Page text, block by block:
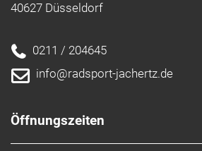
40627 Düsseldorf
0211 / 204645
info@radsport-jachertz.de
Öffnungszeiten